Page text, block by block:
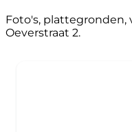
Foto's, plattegronden,
Oeverstraat 2.